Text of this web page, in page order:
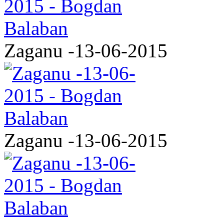
Zaganu -13-06-2015
Zaganu -13-06-2015